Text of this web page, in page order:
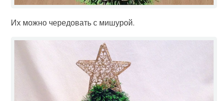
Их можно чередовать с мишурой.